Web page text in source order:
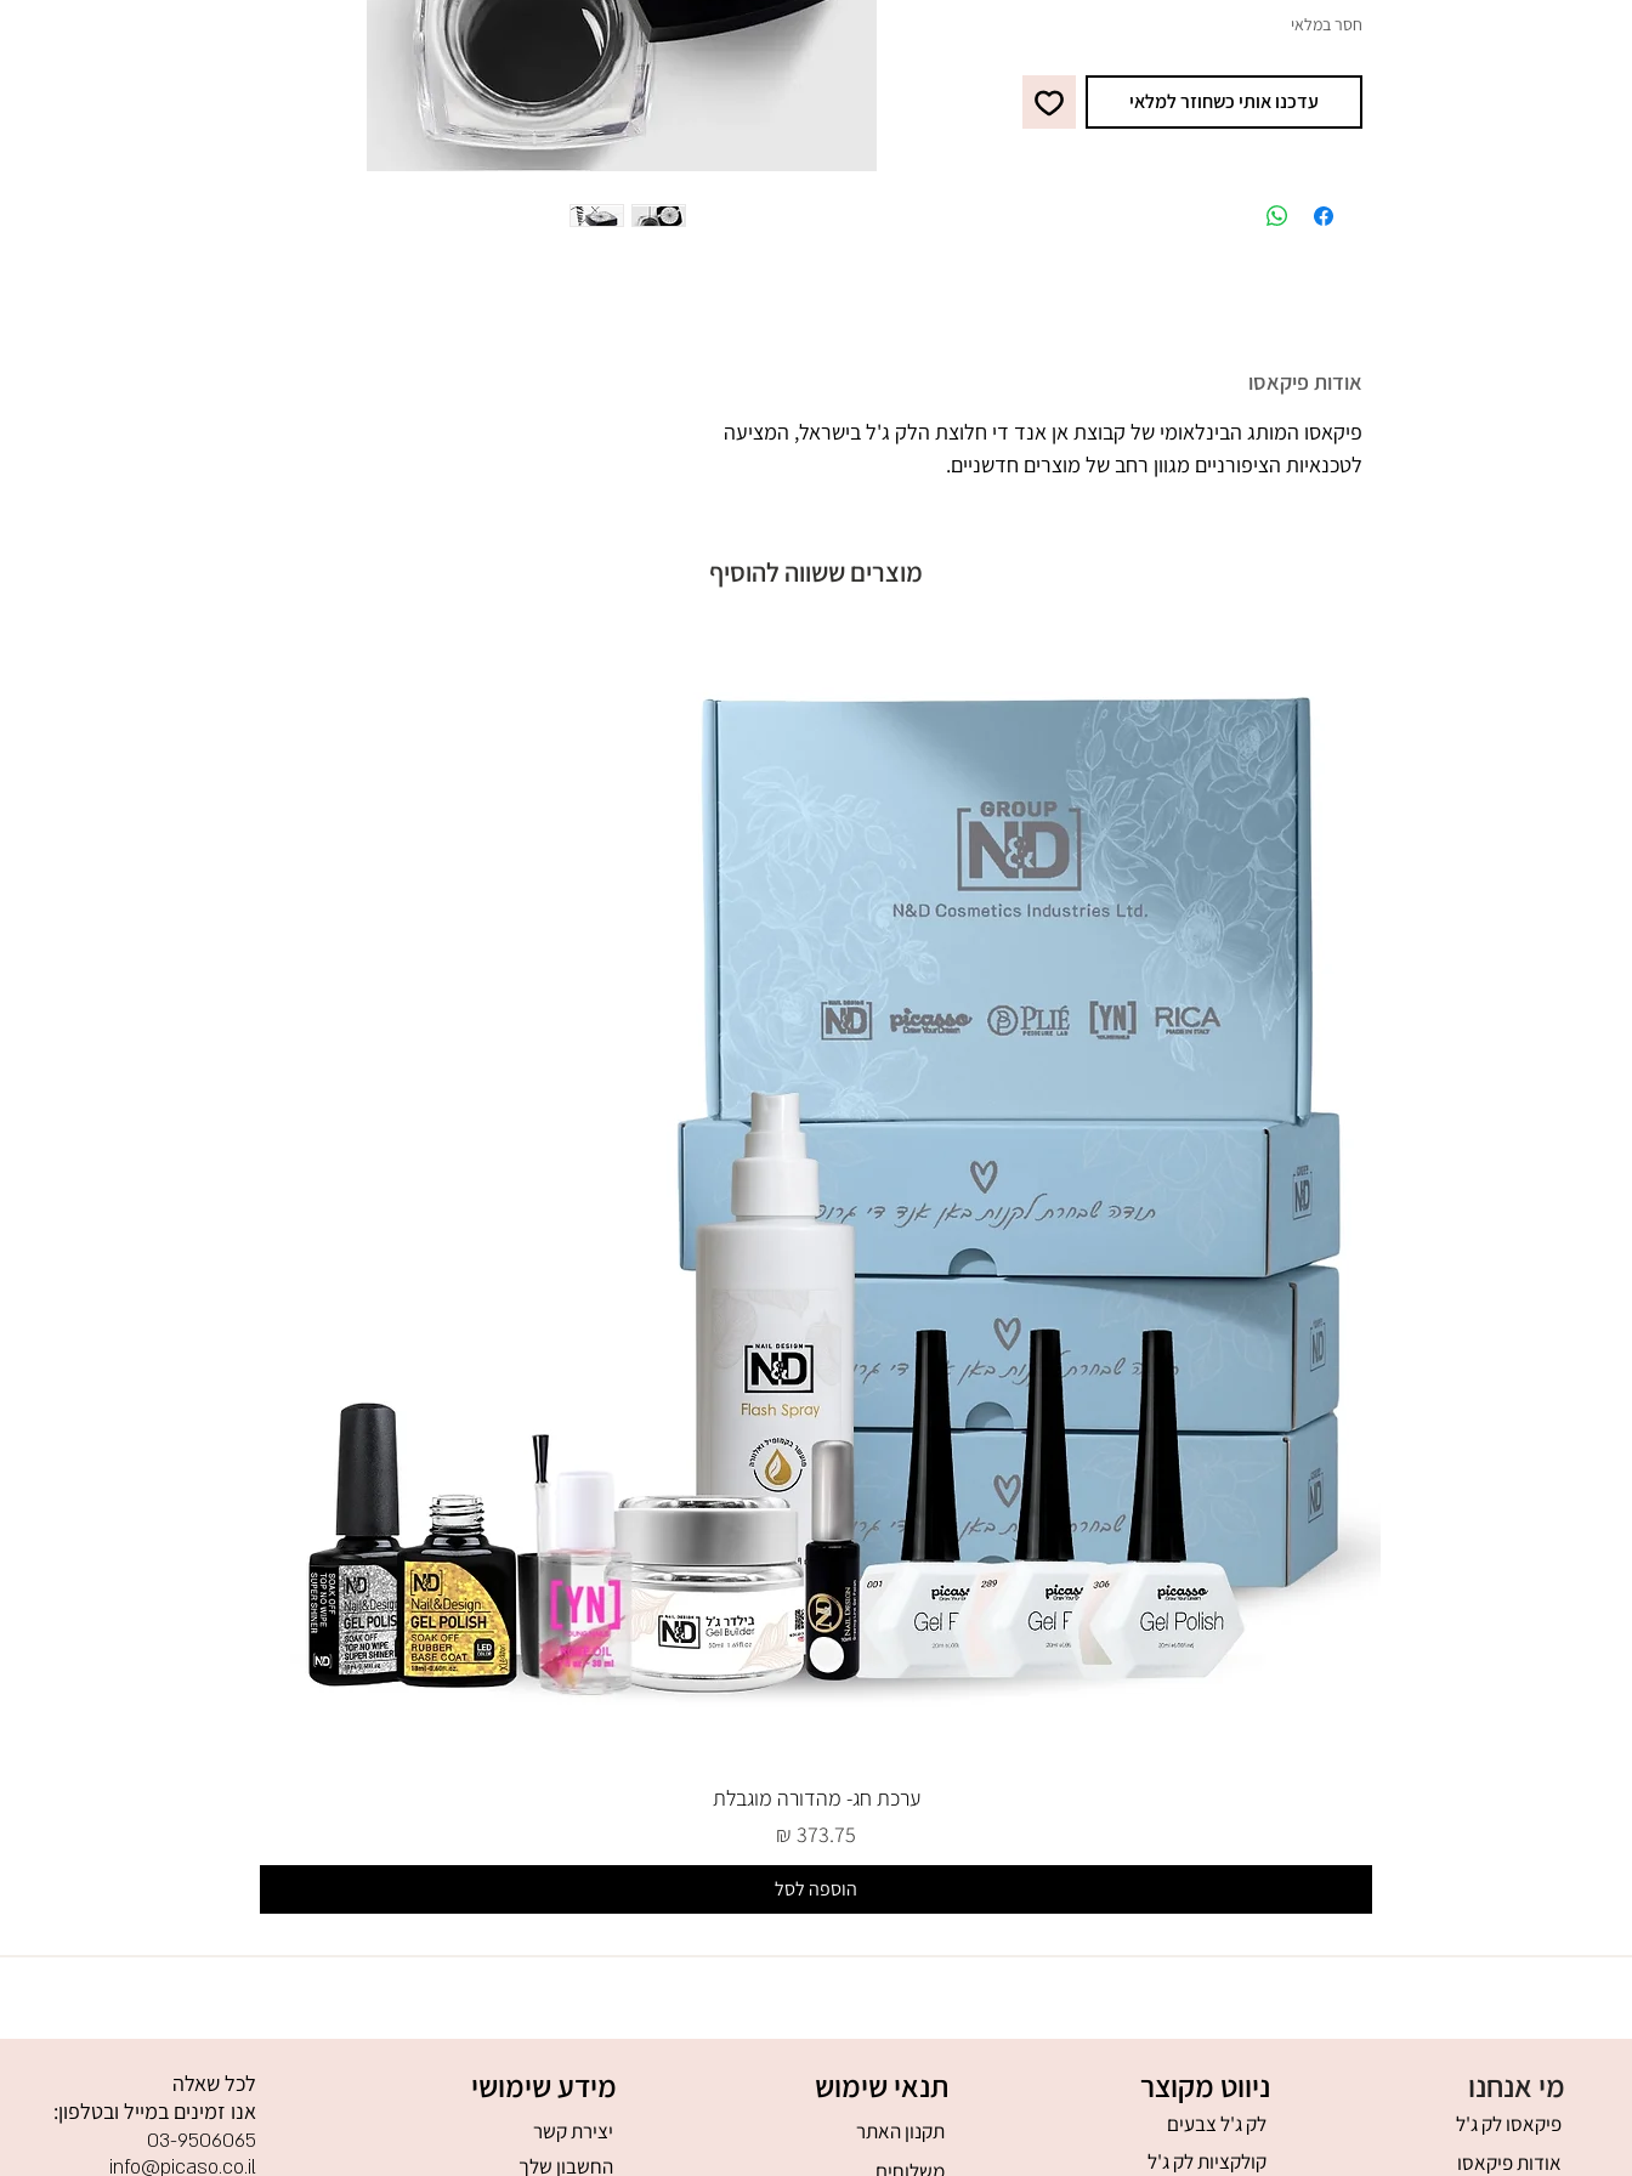
חסר במלאי
עדכנו אותי כשחוזר למלאי
אודות פיקאסו
פיקאסו המותג הבינלאומי של קבוצת אן אנד די חלוצת הלק ג'ל בישראל, המציעה
לטכנאיות הציפורניים מגוון רחב של מוצרים חדשניים.
מוצרים ששווה להוסיף
ערכת חג- מהדורה מוגבלת
מחיר
הוספה לסל
לכל שאלה
אנו זמינים במייל ובטלפון:
03-9506065
info@picaso.co.il
מידע שימושי
יצירת קשר
החשבון שלך
תנאי שימוש
תקנון האתר
ניווט מקוצר
לק ג'ל צבעים
קולקציות לק ג'ל
מי אנחנו
פיקאסו לק ג'ל
אודות פיקאסו